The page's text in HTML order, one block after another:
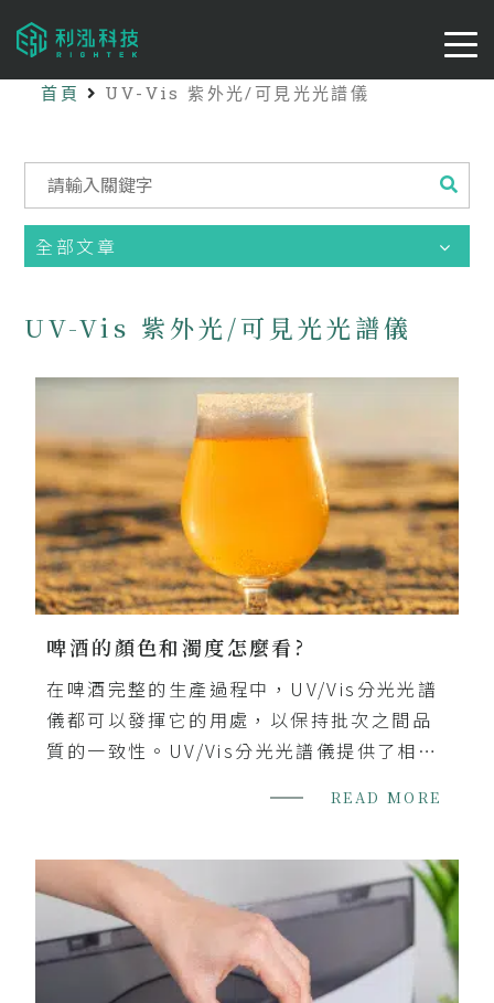
首頁 UV-Vis 紫外光/可見光光譜儀
全部文章
UV-Vis 紫外光/可見光光譜儀
啤酒的顏色和濁度怎麼看?
在啤酒完整的生產過程中，UV/Vis分光光譜
儀都可以發揮它的用處，以保持批次之間品
質的一致性。UV/Vis分光光譜儀提供了相對
用，可為不同的應用提供必要的準確...
READ MORE